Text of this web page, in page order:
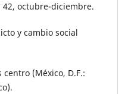
42, octubre-diciembre.
y cambio social
(México, D.F.: